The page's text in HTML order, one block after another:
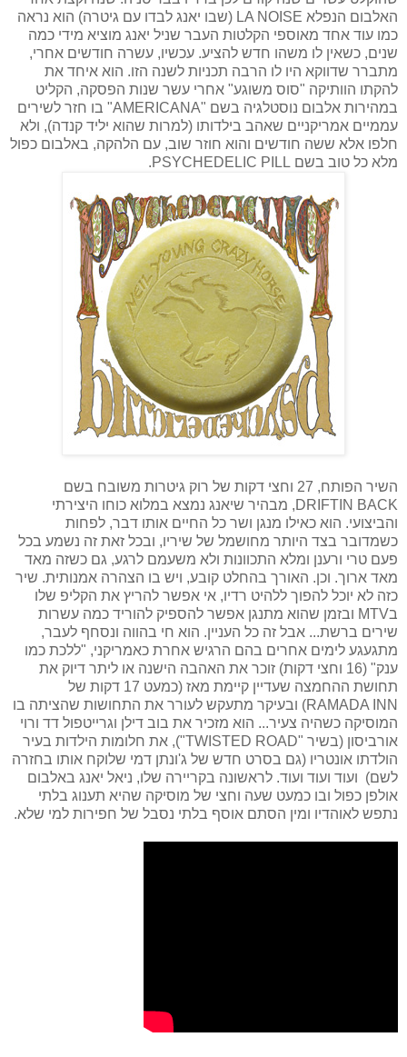
האלבום הנפלא LA NOISE (שבו יאנג לבדו עם גיטרה) הוא נראה
כמו עוד אחד מאוספי הקלטות העבר שניל יאנג מוציא מידי כמה
שנים, כשאין לו משהו חדש להציע. עכשיו, עשרה חודשים אחרי,
מתברר שדווקא היו לו הרבה תכניות לשנה הזו. הוא איחד את
להקתו הוותיקה "סוס משוגע" אחרי עשר שנות הפסקה, הקליט
במהירות אלבום נוסטלגיה בשם "AMERICANA" בו חזר לשירים
עממיים אמריקניים שאהב בילדותו (למרות שהוא יליד קנדה), ולא
חלפו אלא ששה חודשים והוא חוזר שוב, עם הלהקה, באלבום כפול
מלא כל טוב בשם PSYCHEDELIC PILL
.
השיר הפותח, 27 וחצי דקות של רוק גיטרות משובח בשם
DRIFTIN BACK, מבהיר שיאנג נמצא במלוא כוחו היצירתי
והביצועי. הוא כאילו מנגן ושר כל החיים אותו דבר, לפחות
כשמדובר בצד היותר מחושמל של שיריו, ובכל זאת זה נשמע בכל
פעם טרי ורענן ומלא התכוונות ולא משעמם לרגע, גם כשזה מאד
מאד ארוך. וכן. האורך בהחלט קובע, ויש בו הצהרה אמנותית. שיר
כזה לא יוכל להפוך ללהיט רדיו, אי אפשר להריץ את הקליפ שלו
בMTV ובזמן שהוא מתנגן אפשר להספיק להוריד כמה עשרות
שירים ברשת... אבל זה כל העניין. הוא חי בהווה ונסחף לעבר,
מתגעגע לימים אחרים בהם הרגיש אחרת כאמריקני, "ללכת כמו
ענק" (16 וחצי דקות) זוכר את האהבה הישנה או ליתר דיוק את
תחושת ההחמצה שעדיין קיימת מאז (כמעט 17 דקות של
RAMADA INN) ובעיקר מתעקש לעורר את התחושות שהציתה בו
המוסיקה כשהיה צעיר... הוא מזכיר את בוב דילן וגרייטפול דד ורוי
אורביסון (בשיר "TWISTED ROAD"), את חלומות הילדות בעיר
הולדתו אונטריו (גם בסרט חדש של ג'ונתן דמי שלוקח אותו בחזרה
לשם) ועוד ועוד ועוד. לראשונה בקריירה שלו, ניאל יאנג באלבום
אולפן כפול ובו כמעט שעה וחצי של מוסיקה שהיא תענוג בלתי
נתפש לאוהדיו ומין הסתם אוסף בלתי נסבל של חפירות למי שלא.